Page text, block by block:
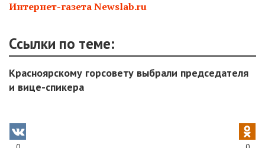
Интернет-газета Newslab.ru
Ссылки по теме:
Красноярскому горсовету выбрали председателя
и вице-спикера